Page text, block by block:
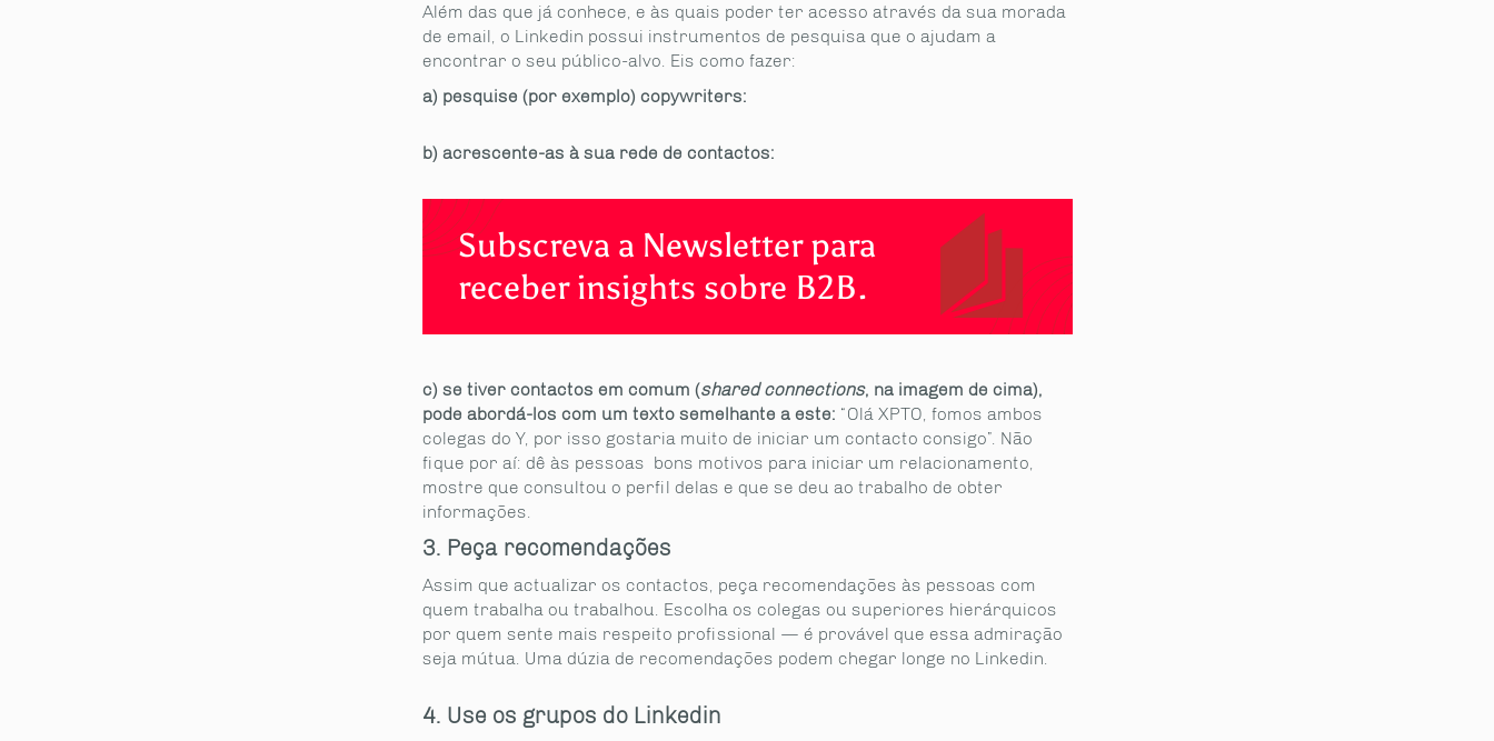
Além das que já conhece, e às quais poder ter acesso através da sua morada
de email, o Linkedin possui instrumentos de pesquisa que o ajudam a
encontrar o seu público-alvo. Eis como fazer:
a) pesquise (por exemplo) copywriters:
b) acrescente-as à sua rede de contactos:
Subscreva a Newsletter para
receber insights sobre B2B.
c) se tiver contactos em comum (shared connections, na imagem de cima),
pode abordá-los com um texto semelhante a este: “Olá XPTO, fomos ambos
colegas do Y, por isso gostaria muito de iniciar um contacto consigo”. Não
fique por aí: dê às pessoas bons motivos para iniciar um relacionamento,
mostre que consultou o perfil delas e que se deu ao trabalho de obter
informações.
3. Peça recomendações
Assim que actualizar os contactos, peça recomendações às pessoas com
quem trabalha ou trabalhou. Escolha os colegas ou superiores hierárquicos
por quem sente mais respeito profissional — é provável que essa admiração
seja mútua. Uma dúzia de recomendações podem chegar longe no Linkedin.
4. Use os grupos do Linkedin